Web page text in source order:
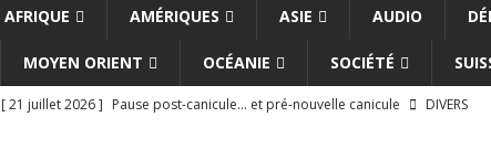
AFRIQUE AMÉRIQUES ASIE AUDIO
MOYEN ORIENT OCÉANIE SOCIÉTÉ
[ 21 juillet 2026 ] Pause post-canicule… et pré-nouvelle canicule
DIVERS